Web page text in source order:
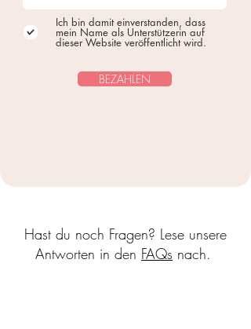
Ich bin damit einverstanden, dass
mein Name als Unterstützerin auf
dieser Website veröffentlicht wird.
BEZAHLEN
Hast du noch Fragen? Lese unsere
Antworten in den FAQs nach.